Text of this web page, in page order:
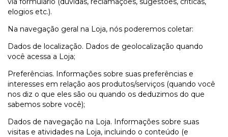
elogios etc.).
Na navegação geral na Loja, nós poderemos coletar:
Dados de localização. Dados de geolocalização quando
você acessa a Loja;
Preferências. Informações sobre suas preferências e
interesses em relação aos produtos/serviços (quando você
nos diz o que eles são ou quando os deduzimos do que
sabemos sobre você);
Dados de navegação na Loja. Informações sobre suas
visitas e atividades na Loja, incluindo o conteúdo (e